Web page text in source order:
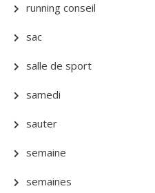
running conseil
sac
salle de sport
samedi
sauter
semaine
semaines